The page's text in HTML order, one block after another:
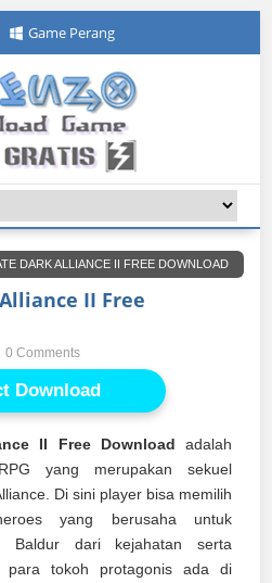
Game Perang
DARK ALLIANCE II FREE DOWNLOAD
II Free
0 Comments
Download
II Free Download adalah
yang merupakan sekuel
Di sini player bisa memilih
yang berusaha untuk
Baldur dari kejahatan serta
para tokoh protagonis ada di